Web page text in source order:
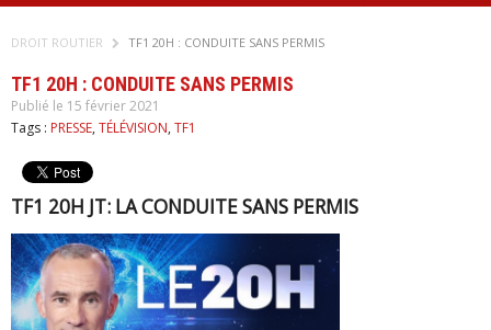
DROIT ROUTIER TF1 20H : CONDUITE SANS PERMIS
TF1 20H : CONDUITE SANS PERMIS
Publié le 15 février 2021
Tags : PRESSE, TÉLÉVISION, TF1
TF1 20H JT: LA CONDUITE SANS PERMIS